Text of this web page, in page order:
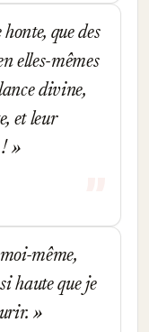
que des
elles-mêmes
divine,
et leur
même,
haute que je